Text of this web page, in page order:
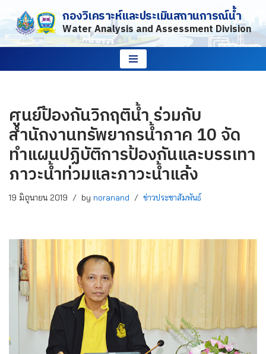
Skip
to
กองวิเคราะห์และประเมินสถานการณ์น้ำ
Water Analysis and Assessment Division
ศูนย์ป้องกันวิกฤติน้ำ ร่วมกับ
สำนักงานทรัพยากรน้ำภาค 10 จัด
ทำแผนปฏิบัติการป้องกันและบรรเทา
ภาวะน้ำท่วมและภาวะน้ำแล้ง
19 มิถุนายน 2019 by noranand ข่าวประชาสัมพันธ์